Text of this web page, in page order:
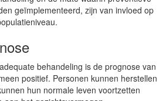
geïmplementeerd, zijn van invloed op
behandeling is de prognose van
positief. Personen kunnen herstellen
hun normale leven voortzetten